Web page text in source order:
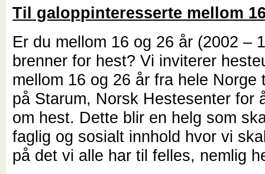
Til galoppinteresserte mellom
Er du mellom 16 og 26 år (2002 –
brenner for hest? Vi inviterer
mellom 16 og 26 år fra hele Norge
på Starum, Norsk Hestesenter for
om hest. Dette blir en helg som
faglig og sosialt innhold hvor vi
på det vi alle har til felles, nemlig